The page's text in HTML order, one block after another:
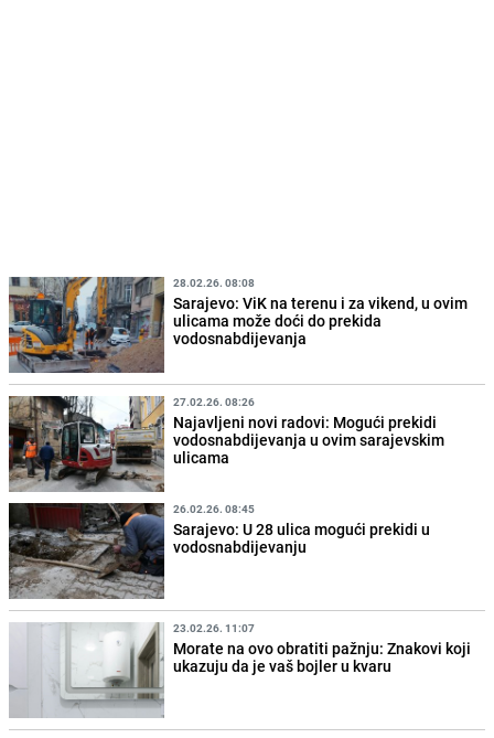
28.02.26. 08:08
Sarajevo: ViK na terenu i za vikend, u ovim
ulicama može doći do prekida
vodosnabdijevanja
27.02.26. 08:26
Najavljeni novi radovi: Mogući prekidi
vodosnabdijevanja u ovim sarajevskim
ulicama
26.02.26. 08:45
Sarajevo: U 28 ulica mogući prekidi u
vodosnabdijevanju
23.02.26. 11:07
Morate na ovo obratiti pažnju: Znakovi koji
ukazuju da je vaš bojler u kvaru